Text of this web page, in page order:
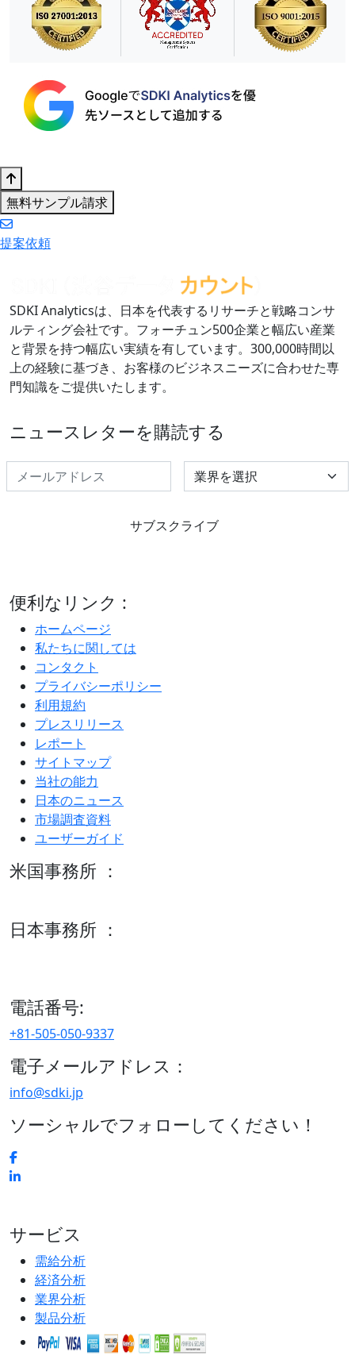
無料サンプル請求
提案依頼
SDKI Analyticsは、日本を代表するリサーチと戦略コンサ
ルティング会社です。フォーチュン500企業と幅広い産業
と背景を持つ幅広い実績を有しています。300,000時間以
上の経験に基づき、お客様のビジネスニーズに合わせた専
門知識をご提供いたします。
ニュースレターを購読する
Select Industry
サブスクライブ
便利なリンク :
ホームページ
私たちに関しては
コンタクト
プライバシーポリシー
利用規約
プレスリリース
レポート
サイトマップ
当社の能力
日本のニュース
市場調査資料
ユーザーガイド
米国事務所 ：
日本事務所 ：
電話番号:
+81-505-050-9337
電子メールアドレス：
info@sdki.jp
ソーシャルでフォローしてください！
サービス
需給分析
経済分析
業界分析
製品分析